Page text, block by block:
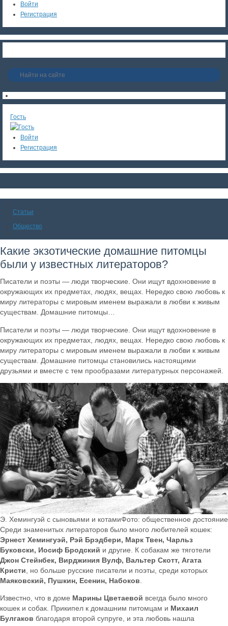
Войти
Регистрация
Гость
Войти
Регистрация
Статьи
Общество
Какие экзотические домашние питомцы
были у известных литераторов?
Писатели и поэты — люди творческие. Они ищут вдохновение в
окружающих их предметах, людях, вещах. Нередко свою любовь к
миру литераторы с мировым именем выражали в любви к живым
существам. Домашние питомцы…
Писатели и поэты — люди творческие. Они ищут вдохновение в
окружающих их предметах, людях, вещах. Нередко свою любовь к
миру литераторы с мировым именем выражали в любви к живым
существам. Домашние питомцы становились настоящими
друзьями и вместе с тем прообразами литературных персонажей.
Э. Хемингуэй с сыновьями и котамиФото: общественное достояние
Среди знаменитых литераторов было много любителей кошек:
Эрнест Хемингуэй, Рэй Брэдбери, Марк Твен, Чарльз
Буковски, Иосиф Бродский и другие. К собакам же тяготели
Джон Стейнбек, Вирджиния Вулф, Вальтер Скотт, Агата
Кристи , но больше русские писатели и поэты, среди которых
Маяковский, Пушкин, Есенин, Набоков
Известно, что в доме Марины Цветаевой всегда было много
кошек и собак. Прикипел к домашним питомцам и Михаил
Булгаков благодаря второй супруге, и эта любовь нашла